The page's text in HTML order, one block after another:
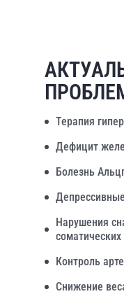
Терапия
Дефицит
Болезнь
Нарушения
Контроль
Снижение